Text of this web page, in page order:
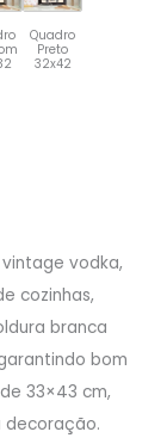
Quadro
Preto
32x42
vodka,
cozinhas,
branca
bom
33×43 cm,
decoração.